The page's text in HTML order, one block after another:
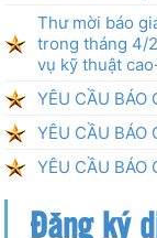
Thư mời báo
trong tháng 4/
vụ kỹ thuật
YÊU CẦU BÁO
YÊU CẦU BÁO
YÊU CẦU BÁO
Đăng ký